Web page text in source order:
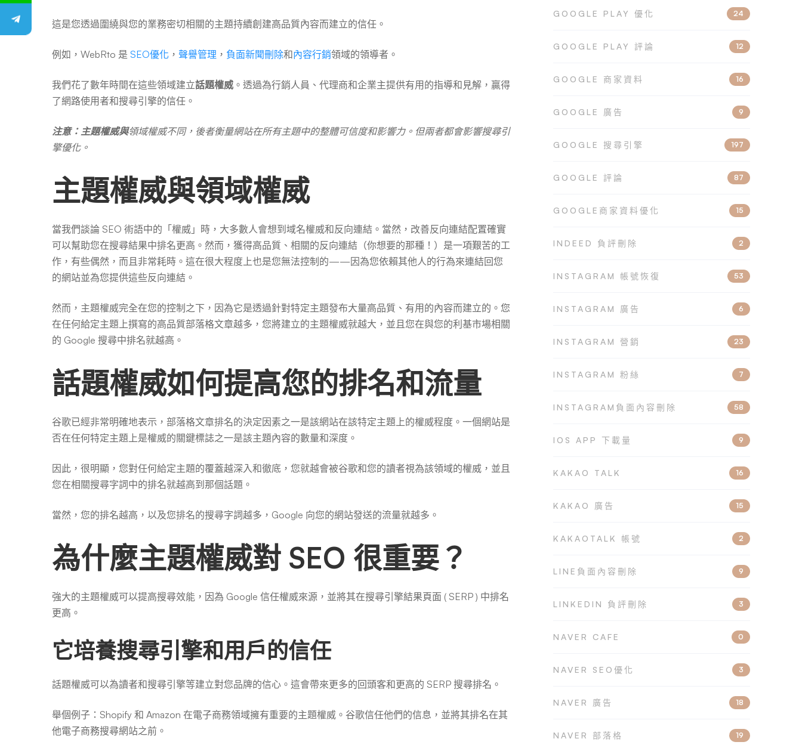
這是您透過圍繞與您的業務密切相關的主題持續創建高品質內容而建立的信任。
例如，WebRto 是 SEO優化 ， 聲譽管理 ， 負面新聞刪除和內容行銷領域的領導者。
我們花了數年時間在這些領域建立話題權威 。透過為行銷人員、代理商和企業主提供有用的指導和見解，贏得
了網路使用者和搜尋引擎的信任。
注意：主題權威與領域權威不同，後者衡量網站在所有主題中的整體可信度和影響力。但兩者都會影響搜尋引
擎優化。
主題權威與領域權威
當我們談論 SEO 術語中的「權威」時，大多數人會想到域名權威和反向連結。當然，改善反向連結配置確實
可以幫助您在搜尋結果中排名更高。然而，獲得高品質、相關的反向連結（你想要的那種！）是一項艱苦的工
作，有些偶然，而且非常耗時。這在很大程度上也是您無法控制的——因為您依賴其他人的行為來連結回您
的網站並為您提供這些反向連結。
然而，主題權威完全在您的控制之下，因為它是透過針對特定主題發布大量高品質、有用的內容而建立的。您
在任何給定主題上撰寫的高品質部落格文章越多，您將建立的主題權威就越大，並且您在與您的利基市場相關
的 Google 搜尋中排名就越高。
話題權威如何提高您的排名和流量
谷歌已經非常明確地表示，部落格文章排名的決定因素之一是該網站在該特定主題上的權威程度。一個網站是
否在任何特定主題上是權威的關鍵標誌之一是該主題內容的數量和深度。
因此，很明顯，您對任何給定主題的覆蓋越深入和徹底，您就越會被谷歌和您的讀者視為該領域的權威，並且
您在相關搜尋字詞中的排名就越高到那個話題。
當然，您的排名越高，以及您排名的搜尋字詞越多，Google 向您的網站發送的流量就越多。
為什麼主題權威對 SEO 很重要？
強大的主題權威可以提高搜尋效能，因為 Google 信任權威來源，並將其在搜尋引擎結果頁面 ( SERP ) 中排名
更高。
它培養搜尋引擎和用戶的信任
話題權威可以為讀者和搜尋引擎等建立對您品牌的信心。這會帶來更多的回頭客和更高的 SERP 搜尋排名。
舉個例子：Shopify 和 Amazon 在電子商務領域擁有重要的主題權威。谷歌信任他們的信息，並將其排名在其
他電子商務搜尋網站之前。
GOOGLE PLAY 優化 24
GOOGLE PLAY 評論 12
GOOGLE 商家資料 16
GOOGLE 廣告 9
GOOGLE 搜尋引擎 197
GOOGLE 評論 87
GOOGLE商家資料優化 15
INDEED 負評刪除 2
INSTAGRAM 帳號恢復 53
INSTAGRAM 廣告 6
INSTAGRAM 營銷 23
INSTAGRAM 粉絲 7
INSTAGRAM負面內容刪除 58
IOS APP 下載量 9
KAKAO TALK 16
KAKAO 廣告 15
KAKAOTALK 帳號 2
LINE負面內容刪除 9
LINKEDIN 負評刪除 3
NAVER CAFE 0
NAVER SEO優化 3
NAVER 廣告 18
NAVER 部落格 19